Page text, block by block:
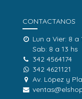
CONTACTANOS
Lun a Vier: 8 a
Sab: 8 a 13 hs
342 4564174
342 4621121
Av. López y